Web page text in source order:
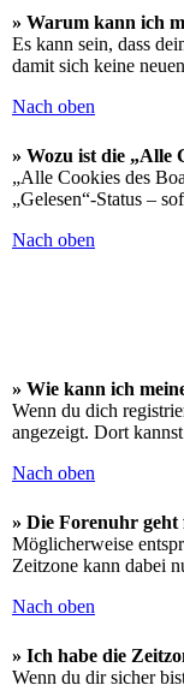
» Warum kann ich
Es kann sein, dass
damit sich keine
Nach oben
» Wozu ist die „Alle
„Alle Cookies des
„Gelesen“-Status –
Nach oben
» Wie kann ich
Wenn du dich
angezeigt. Dort
Nach oben
» Die Forenuhr geht
Möglicherweise
Zeitzone kann dabei
Nach oben
» Ich habe die
Wenn du dir sicher